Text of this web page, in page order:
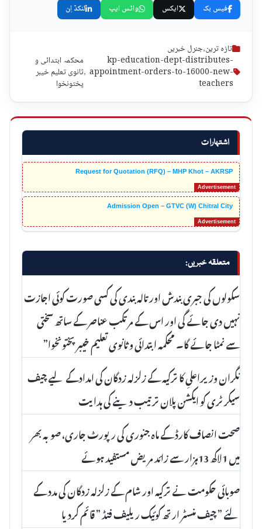
اشتہارات
Request for Quotation (RFQ) – MHP Khot – AKRSP
Admission Open – GTVC (W) Chitral City
متعلقہ خبریں:
سکولوں کی جبری بندش اور تالہ بندی کی کسی صورت کوئی اجازت
نہیں دی جائے گی اور اس کے مرتکب عناصر کے ساتھ سختی
سے نمٹا جائے گا۔ محکمہ ابتدائی و ثانوی تعلیم خیبر پختونخوا”
نگران وزیراعلیِ کا ترکیہ کے زلزلہ زدگان کی امدادکے لیے چیف
سیکرٹری کو ایکشن پلان ترتیب دینے کی ہدایت
صحت انصاف کارڈ کے ماہ جنوری کی رپورٹ جاری، صوبہ بھر
میں 1لاکھ 13ہزار سے زائد مریض مستفید ہوئے
صوبائی حکومت نے ترکیہ اور شام کے زلزلہ زدگان کی مدد کے
لئے ” چیف منسٹر ارتھ کوئیک ریلیف فنڈ ” قائم کردیا
فیس بک ایکس واٹس ایپ لنکڈ اِن
تازہ ترین,جنرل خبریں
kp-education-dept-distributes-
appointment-orders-to-16000-new-
teachers
,
محکمہ ابتدائی و
ثانوی تعلیم خیبر
پختونخوا